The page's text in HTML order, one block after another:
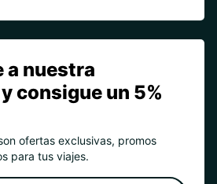
a nuestra
consigue un 5%
ofertas exclusivas, promos
para tus viajes.